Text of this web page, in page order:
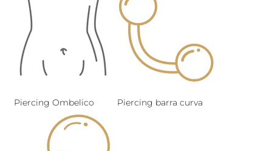
Piercing Ombelico Piercing barra curva